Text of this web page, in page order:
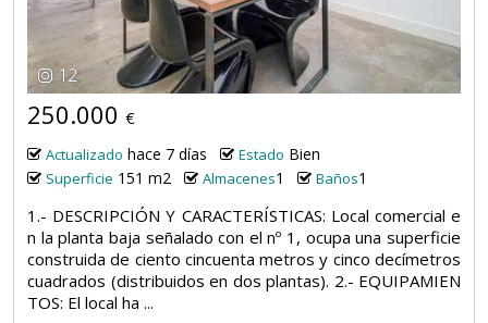
12
250.000 €
Actualizado hace 7 días Estado Bien
Superficie 151 m2 Almacenes1 Baños1
1.- DESCRIPCIÓN Y CARACTERÍSTICAS: Local comercial e
n la planta baja señalado con el nº 1, ocupa una superficie
construida de ciento cincuenta metros y cinco decímetros
cuadrados (distribuidos en dos plantas). 2.- EQUIPAMIEN
TOS: El local ha ...